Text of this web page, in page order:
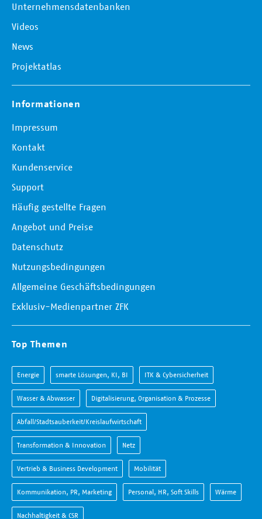
Unternehmensdatenbanken
Videos
News
Projektatlas
Informationen
Impressum
Kontakt
Kundenservice
Support
Häufig gestellte Fragen
Angebot und Preise
Datenschutz
Nutzungsbedingungen
Allgemeine Geschäftsbedingungen
Exklusiv-Medienpartner ZFK
Top Themen
Energie smarte Lösungen, KI, BI ITK & Cybersicherheit
Wasser & Abwasser Digitalisierung, Organisation & Prozesse
Abfall/Stadtsauberkeit/Kreislaufwirtschaft
Transformation & Innovation Netz
Vertrieb & Business Development Mobilität
Kommunikation, PR, Marketing Personal, HR, Soft Skills Wärme
Nachhaltigkeit & CSR